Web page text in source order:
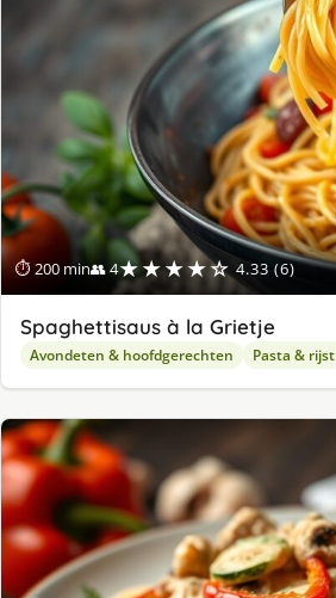
⏱ 200 min👥 4★★★★☆ 4.33 (6)
Spaghettisaus à la Grietje
Avondeten & hoofdgerechten Pasta & rijst